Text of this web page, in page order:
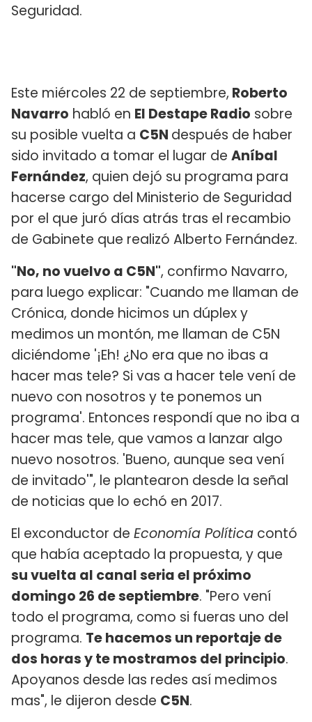
Seguridad.
Este miércoles 22 de septiembre, Roberto
Navarro habló en El Destape Radio sobre
su posible vuelta a C5N después de haber
sido invitado a tomar el lugar de Aníbal
Fernández, quien dejó su programa para
hacerse cargo del Ministerio de Seguridad
por el que juró días atrás tras el recambio
de Gabinete que realizó Alberto Fernández.
"No, no vuelvo a C5N", confirmo Navarro,
para luego explicar: "Cuando me llaman de
Crónica, donde hicimos un dúplex y
medimos un montón, me llaman de C5N
diciéndome '¡Eh! ¿No era que no ibas a
hacer mas tele? Si vas a hacer tele vení de
nuevo con nosotros y te ponemos un
programa'. Entonces respondí que no iba a
hacer mas tele, que vamos a lanzar algo
nuevo nosotros. 'Bueno, aunque sea vení
de invitado'", le plantearon desde la señal
de noticias que lo echó en 2017.
El exconductor de Economía Política contó
que había aceptado la propuesta, y que
su vuelta al canal seria el próximo
domingo 26 de septiembre. "Pero vení
todo el programa, como si fueras uno del
programa. Te hacemos un reportaje de
dos horas y te mostramos del principio.
Apoyanos desde las redes así medimos
mas", le dijeron desde C5N.